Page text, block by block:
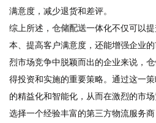
满意度，减少退货和差评。
综上所述， 仓储配送一体化不仅可以
本、提高客户满意度，还能增强企业
烈市场竞争中脱颖而出的企业来说，
得投资和实施的重要策略。通过这一
的精益化和智能化，从而在激烈的市场
选择一个经验丰富的第三方物流服务